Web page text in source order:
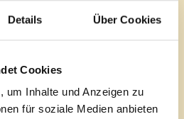
Details Über Cookies
Cookies
um Inhalte und Anzeigen zu
für soziale Medien anbieten
dass wir in Frastanz
sondern leben. Wir
Netzwerk des
werden diesen Weg
betont Robert Schöch.